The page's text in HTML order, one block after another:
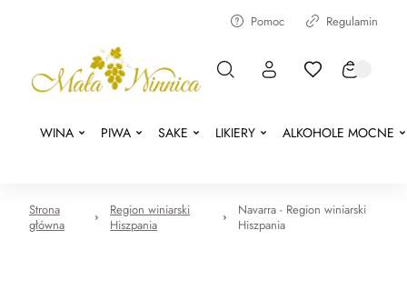
Pomoc Regulamin
WINA PIWA SAKE LIKIERY ALKOHOLE MOCNE
Strona
główna
Region winiarski
Hiszpania
Navarra - Region winiarski
Hiszpania